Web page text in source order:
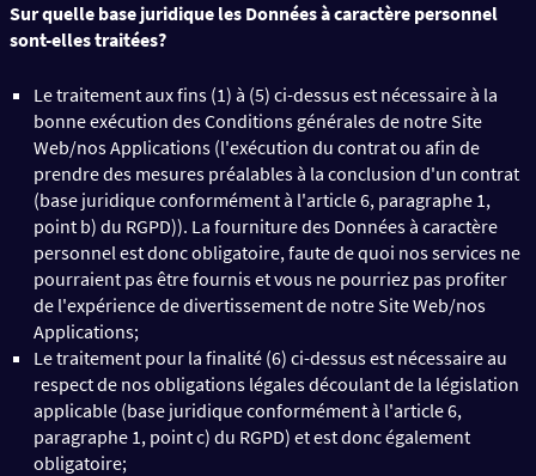
Sur quelle base juridique les Données à caractère personnel
sont-elles traitées?
Le traitement aux fins (1) à (5) ci-dessus est nécessaire à la
bonne exécution des Conditions générales de notre Site
Web/nos Applications (l'exécution du contrat ou afin de
prendre des mesures préalables à la conclusion d'un contrat
(base juridique conformément à l'article 6, paragraphe 1,
point b) du RGPD)). La fourniture des Données à caractère
personnel est donc obligatoire, faute de quoi nos services ne
pourraient pas être fournis et vous ne pourriez pas profiter
de l'expérience de divertissement de notre Site Web/nos
Applications;
Le traitement pour la finalité (6) ci-dessus est nécessaire au
respect de nos obligations légales découlant de la législation
applicable (base juridique conformément à l'article 6,
paragraphe 1, point c) du RGPD) et est donc également
obligatoire;